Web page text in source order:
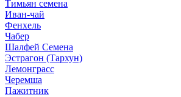
Тимьян семена
Иван-чай
Фенхель
Чабер
Шалфей Семена
Эстрагон (Тархун)
Лемонграсс
Черемша
Пажитник